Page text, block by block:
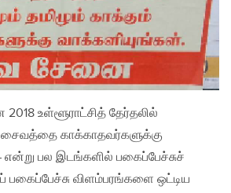
உள்ளூராட்சித் தேர்தலில்
சைவத்தை காக்காதவர்களுக்கு
பல இடங்களில் பகைப்பேச்சுச்
விளம்பரங்களை ஒட்டிய